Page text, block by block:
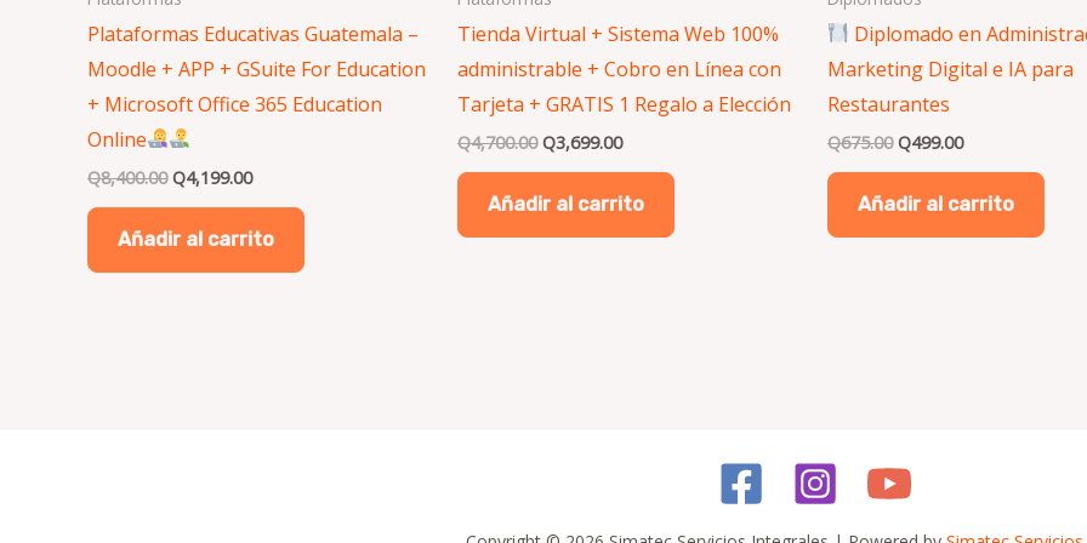
Plataformas Educativas Guatemala –
Moodle + APP + GSuite For Education
+ Microsoft Office 365 Education
Online
Q8,400.00 Q4,199.00
Añadir al carrito
Tienda Virtual + Sistema Web 100%
administrable + Cobro en Línea con
Tarjeta + GRATIS 1 Regalo a Elección
Q4,700.00 Q3,699.00
Añadir al carrito
Diplomado en
Marketing Digital e IA para
Restaurantes
Q675.00 Q499.00
Añadir al carrito